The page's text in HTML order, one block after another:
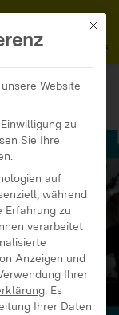
MENÜ
die
Mit
Website
zu
Sie Ihre
auf
während
Erfahrung zu
verarbeitet
Anzeigen und
Ihrer
Es
Ihrer Daten